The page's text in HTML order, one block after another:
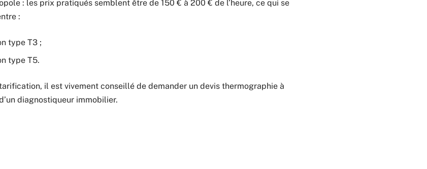
: les prix pratiqués semblent être de 150 € à 200 € de l’heure, ce qui se
:
type T3 ;
type T5.
il est vivement conseillé de demander un devis thermographie à
diagnostiqueur immobilier.